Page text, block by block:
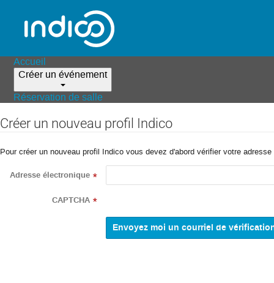
Accueil
Créer un événement
Réservation de salle
Créer un nouveau profil Indico
Pour créer un nouveau profil Indico vous devez d'abord vérifier votre
Adresse électronique *
CAPTCHA *